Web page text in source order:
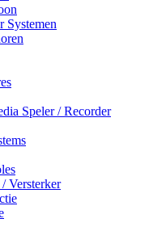
Systemen
Speler / Recorder
Versterker